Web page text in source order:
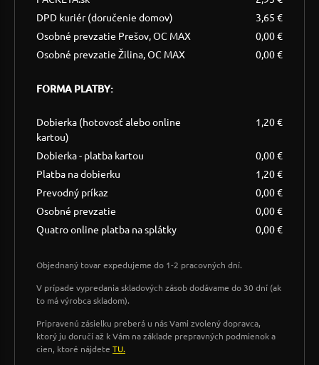
DPD kuriér (doručenie domov)
3,65 €
Osobné prevzatie Prešov, OC MAX
0,00 €
Osobné prevzatie Žilina, OC MAX
0,00 €
FORMA PLATBY:
Dobierka (hotovosť alebo online
kartou)
1,20 €
Dobierka - platba kartou
0,00 €
Platba na dobierku
1,20 €
Prevodný príkaz
0,00 €
Osobné prevzatie
0,00 €
Quatro online platba na splátky
0,00 €
Objednaný tovar expedujeme do 1-2 pracovných dní.
V prípade vypredania skladových zásob dodávame do 30 dní (ak
to má výrobca skladom).
Pripravenú zásielku preberá u nás Vami zvolený dopravca,
ktorý ju doručí až k Vám na základe prepravných podmienok a
cien, ktoré nájdete TU.